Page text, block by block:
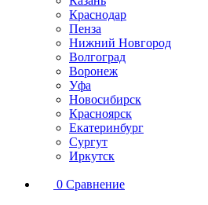
Краснодар
Пенза
Нижний Новгород
Волгоград
Воронеж
Уфа
Новосибирск
Красноярск
Екатеринбург
Сургут
Иркутск
0 Сравнение